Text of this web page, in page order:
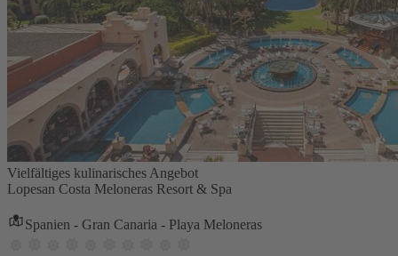
Vielfältiges kulinarisches Angebot
Lopesan Costa Meloneras Resort & Spa
Spanien - Gran Canaria - Playa Meloneras